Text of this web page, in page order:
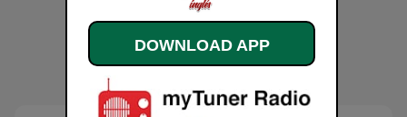
DOWNLOAD APP